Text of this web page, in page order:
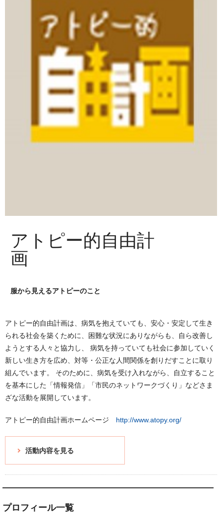
アトピー的自由計
画
服から見えるアトピーのこと
アトピー的自由計画は、病気を抱えていても、安心・安定して生き
られる社会を築くために、困難な状況にありながらも、自ら改善し
ようとする人々と協力し、 病気を持っていても社会に参加していく
新しい生き方を広め、対等・公正な人間関係を創りだすことに取り
組んでいます。 そのために、病気を受け入れながら、自立すること
を基本にした「情報発信」「市民のネットワークづくり」などさま
ざな活動を展開しています。
アトピー的自由計画ホームページ http://www.atopy.org/
活動内容を見る
プロフィール一覧